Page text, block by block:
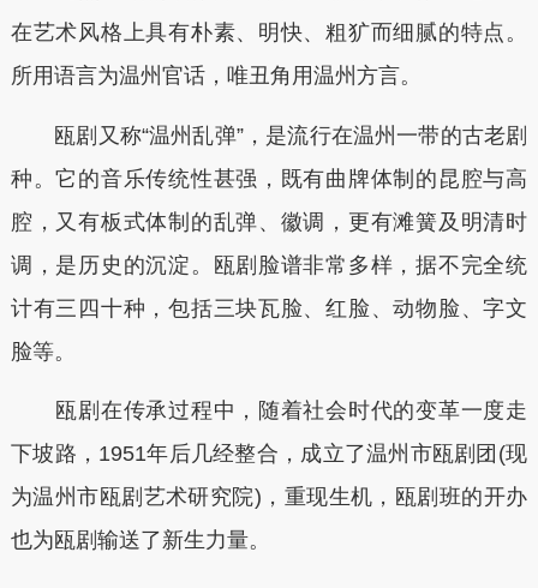
在艺术风格上具有朴素、明快、粗犷而细腻的特点。
所用语言为温州官话，唯丑角用温州方言。
瓯剧又称“温州乱弹”，是流行在温州一带的古老剧
种。它的音乐传统性甚强，既有曲牌体制的昆腔与高
腔，又有板式体制的乱弹、徽调，更有滩簧及明清时
调，是历史的沉淀。瓯剧脸谱非常多样，据不完全统
计有三四十种，包括三块瓦脸、红脸、动物脸、字文
脸等。
瓯剧在传承过程中，随着社会时代的变革一度走
下坡路，1951年后几经整合，成立了温州市瓯剧团(现
为温州市瓯剧艺术研究院)，重现生机，瓯剧班的开办
也为瓯剧输送了新生力量。